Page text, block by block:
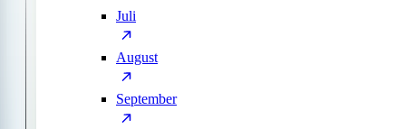
Juli
August
September